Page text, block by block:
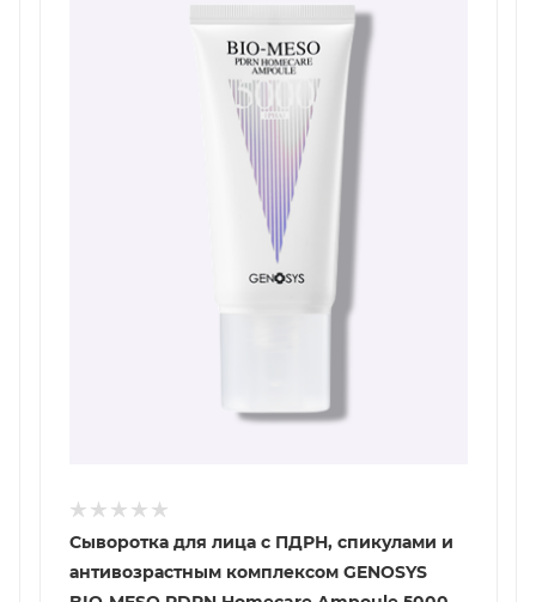
Сыворотка для лица с ПДРН, спикулами и
антивозрастным комплексом GENOSYS